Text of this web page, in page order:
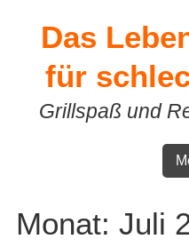
contentDas
für
Grillspaß und
Monat: Juli